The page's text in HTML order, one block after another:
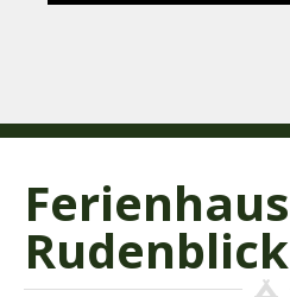
Ferienhaus
Rudenblick